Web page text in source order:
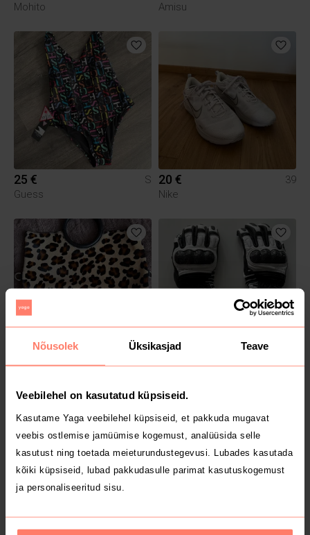
Nõusolek Üksikasjad Teave
Veebilehel on kasutatud küpsiseid.
Kasutame Yaga veebilehel küpsiseid, et pakkuda mugavat
veebis ostlemise jamüümise kogemust, analüüsida selle
kasutust ning toetada meieturundustegevusi. Lubades kasutada
kõiki küpsiseid, lubad pakkudasulle parimat kasutuskogemust
ja personaliseeritud sisu.
Mohito
Amisu
25 €
S
Guess
20 €
39
Nike
70 €
M 35 € XS